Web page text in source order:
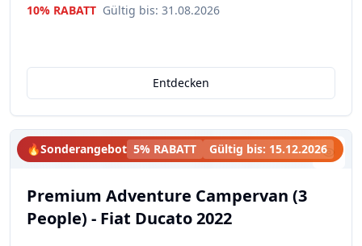
10% RABATT Gültig bis: 31.08.2026
Entdecken
🔥Sonderangebot 5% RABATT Gültig bis: 15.12.2026
Premium Adventure Campervan (3
People) - Fiat Ducato 2022